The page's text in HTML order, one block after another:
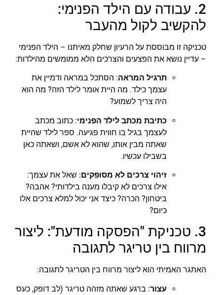
2. עבודה עם הילד הפנימי:
להקשיב לקול מהעבר
טכניקה זו מבוססת על הרעיון שחלק מאיתנו – הילד הפנימי
– עדיין נושא את הפצעים והצרכים הלא ממומשים מהילדות:
תרגיל המראה: הסתכל במראה ודמיין את
עצמך כילד. מה היית אומר לילד הזה? מה הוא
היה צריך לשמוע?
כתיבת מכתב לילד הפנימי: כתוב מכתב
לעצמך בגיל בו חווית פגיעה. ספר לילד שהיית
שאתה מבין אותו, שהוא לא אשם, ושאתה כאן
בשבילו עכשיו.
זיהוי צרכים לא מסופקים: שאל את עצמך:
אילו צרכים לא קיבלו מענה בילדותי? אהבה?
ביטחון? הכרה? כיצד אני יכול למלא צרכים אלו
כיום?
3. טכניקת "הפסקה מודעת": ליצור
מרווח בין טריגר לתגובה
האתגר האמיתי הוא ליצור מרווח בין הטריגר לתגובה:
עצור: ברגע שאתה מזהה טריגר (לב דופק, כעס